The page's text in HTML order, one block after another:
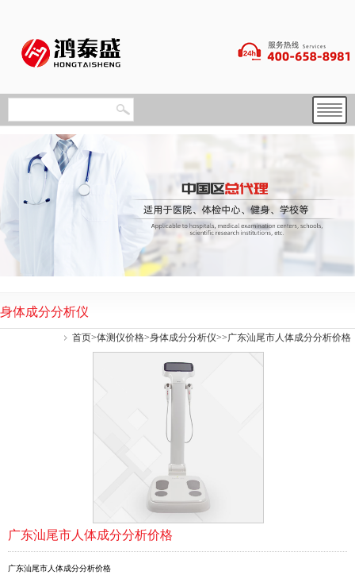
身体成分分析仪
首页>体测仪价格>身体成分分析仪>>广东汕尾市人体成分分析价格
广东汕尾市人体成分分析价格
广东汕尾市人体成分分析价格